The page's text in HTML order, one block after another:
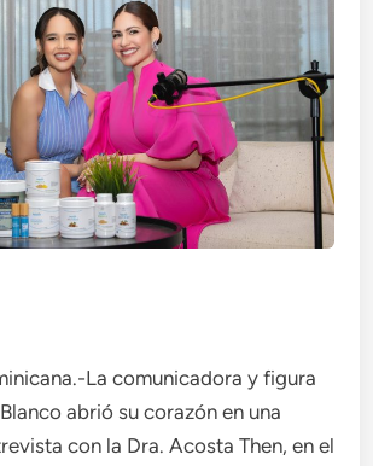
La comunicadora y figura
abrió su corazón en una
con la Dra. Acosta Then, en el